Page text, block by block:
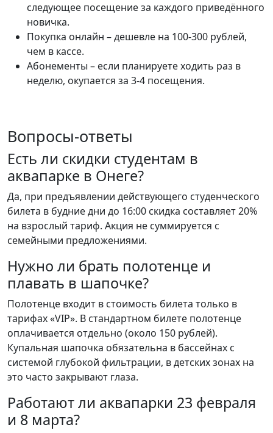
следующее посещение за каждого приведённого
новичка.
Покупка онлайн – дешевле на 100-300 рублей,
чем в кассе.
Абонементы – если планируете ходить раз в
неделю, окупается за 3-4 посещения.
Вопросы-ответы
Есть ли скидки студентам в
аквапарке в Онеге?
Да, при предъявлении действующего студенческого
билета в будние дни до 16:00 скидка составляет 20%
на взрослый тариф. Акция не суммируется с
семейными предложениями.
Нужно ли брать полотенце и
плавать в шапочке?
Полотенце входит в стоимость билета только в
тарифах «VIP». В стандартном билете полотенце
оплачивается отдельно (около 150 рублей).
Купальная шапочка обязательна в бассейнах с
системой глубокой фильтрации, в детских зонах на
это часто закрывают глаза.
Работают ли аквапарки 23 февраля
и 8 марта?